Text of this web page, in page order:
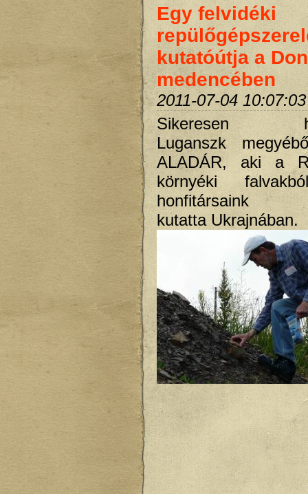
Egy felvidéki
kutatóútja a
medencében
2011-07-04 10:07:03
Sikeresen
Luganszk
ALADÁR, aki a
környéki
honfitársaink
kutatta Ukrajnában.